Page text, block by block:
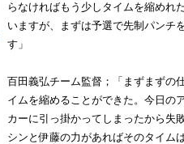
らなければもう少しタイムを縮めれ
いますが、まずは予選で先制パンチ
す」
百田義弘チーム監督；「まずまずの
イムを縮めることができた。今日の
カーに引っ掛かってしまったから失
シンと伊藤の力があればそのタイム